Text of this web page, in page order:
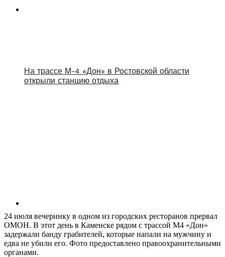
На трассе М-4 «Дон» в Ростовской области
открыли станцию отдыха
24 июля вечеринку в одном из городских ресторанов прервал
ОМОН. В этот день в Каменске рядом с трассой М4 «Дон»
задержали банду грабителей, которые напали на мужчину и
едва не убили его. Фото предоставлено правоохранительными
органами.